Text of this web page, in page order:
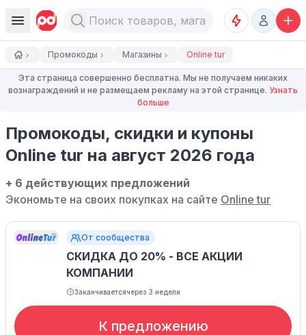
Промокоды Магазины Online tur
Эта страница совершенно бесплатна. Мы не получаем никаких
вознаграждений и не размещаем рекламу на этой странице. Узнать
больше
Промокоды, скидки и купоны
Online tur на август 2026 года
+ 6 действующих предложений
Экономьте на своих покупках на сайте Online tur
От сообщества
СКИДКА ДО 20% - ВСЕ АКЦИИ
КОМПАНИИ
Заканчиваетсячерез 3 недели
К предложению